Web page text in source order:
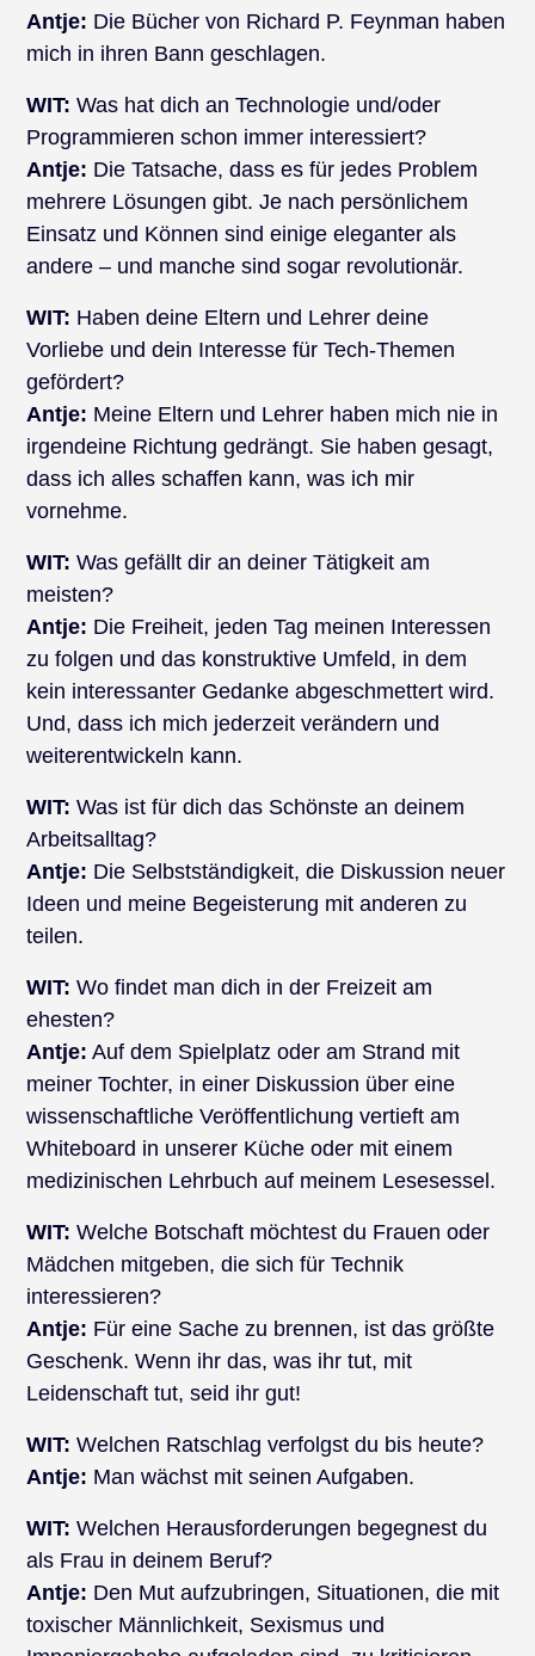
Antje: Die Bücher von Richard P. Feynman haben
mich in ihren Bann geschlagen.
WIT: Was hat dich an Technologie und/oder
Programmieren schon immer interessiert?
Antje: Die Tatsache, dass es für jedes Problem
mehrere Lösungen gibt. Je nach persönlichem
Einsatz und Können sind einige eleganter als
andere – und manche sind sogar revolutionär.
WIT: Haben deine Eltern und Lehrer deine
Vorliebe und dein Interesse für Tech-Themen
gefördert?
Antje: Meine Eltern und Lehrer haben mich nie in
irgendeine Richtung gedrängt. Sie haben gesagt,
dass ich alles schaffen kann, was ich mir
vornehme.
WIT: Was gefällt dir an deiner Tätigkeit am
meisten?
Antje: Die Freiheit, jeden Tag meinen Interessen
zu folgen und das konstruktive Umfeld, in dem
kein interessanter Gedanke abgeschmettert wird.
Und, dass ich mich jederzeit verändern und
weiterentwickeln kann.
WIT: Was ist für dich das Schönste an deinem
Arbeitsalltag?
Antje: Die Selbstständigkeit, die Diskussion neuer
Ideen und meine Begeisterung mit anderen zu
teilen.
WIT: Wo findet man dich in der Freizeit am
ehesten?
Antje: Auf dem Spielplatz oder am Strand mit
meiner Tochter, in einer Diskussion über eine
wissenschaftliche Veröffentlichung vertieft am
Whiteboard in unserer Küche oder mit einem
medizinischen Lehrbuch auf meinem Lesesessel.
WIT: Welche Botschaft möchtest du Frauen oder
Mädchen mitgeben, die sich für Technik
interessieren?
Antje: Für eine Sache zu brennen, ist das größte
Geschenk. Wenn ihr das, was ihr tut, mit
Leidenschaft tut, seid ihr gut!
WIT: Welchen Ratschlag verfolgst du bis heute?
Antje: Man wächst mit seinen Aufgaben.
WIT: Welchen Herausforderungen begegnest du
als Frau in deinem Beruf?
Antje: Den Mut aufzubringen, Situationen, die mit
toxischer Männlichkeit, Sexismus und